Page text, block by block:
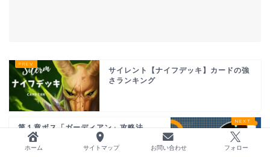
サイレント【ナイフデッキ】カードの強
さランキング
第１章ボス「ガーディアン」攻略法
【Slay the Spire】
ホーム サイトマップ お問い合わせ フォロー